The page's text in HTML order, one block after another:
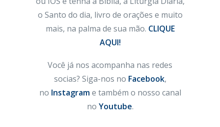
o Santo do dia, livro de orações e muito
mais, na palma de sua mão. CLIQUE
AQUI!
Você já nos acompanha nas redes
socias? Siga-nos no Facebook,
no Instagrame também o nosso canal
no Youtube.